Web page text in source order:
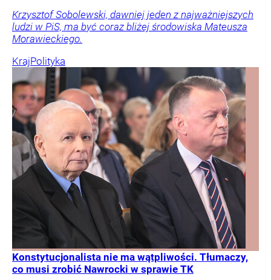
Krzysztof Sobolewski, dawniej jeden z najważniejszych
ludzi w PiS, ma być coraz bliżej środowiska Mateusza
Morawieckiego.
KrajPolityka
Konstytucjonalista nie ma wątpliwości. Tłumaczy,
co musi zrobić Nawrocki w sprawie TK